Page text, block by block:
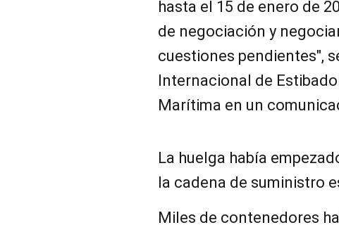
hasta el 15 de enero de
de negociación y
cuestiones pendientes",
Internacional de
Marítima en un
La huelga había
la cadena de suministro
Miles de contenedores